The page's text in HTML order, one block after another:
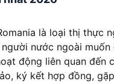
là loại thị thực
nước ngoài muốn
động liên quan đến
ký kết hợp đồng,